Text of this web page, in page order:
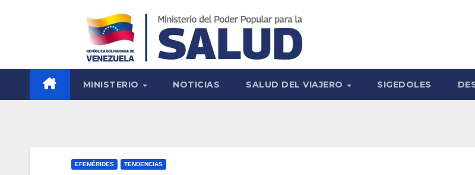
MINISTERIO NOTICIAS SALUD DEL VIAJERO SIGEDOLES
EFEMÉRIDES TENDENCIAS